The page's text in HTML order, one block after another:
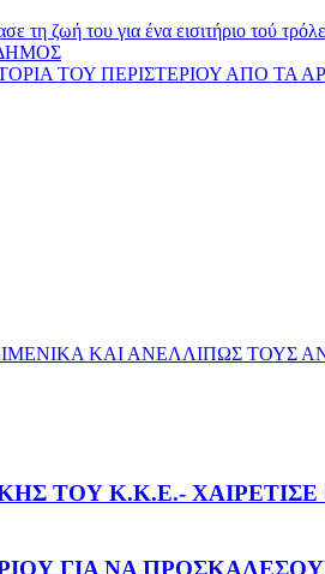
ζωή του για ένα εισιτήριο τού
ΤΟΥ ΠΕΡΙΣΤΕΡΙΟΥ ΑΠΟ ΤΑ
ΚΑΙ ΑΝΕΛΛΙΠΩΣ ΤΟΥΣ
ΤΟΥ Κ.Κ.Ε.- ΧΑΙΡΕΤΙΣΕ
ΓΙΑ ΝΑ